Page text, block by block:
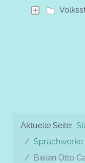
Aktuelle Seite:
Sprachwerke
Bielen Otto